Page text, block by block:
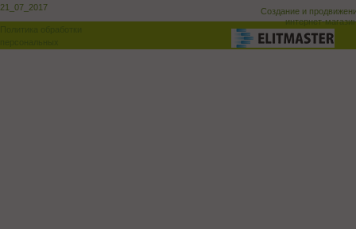
21_07_2017
Создание и
интернет-